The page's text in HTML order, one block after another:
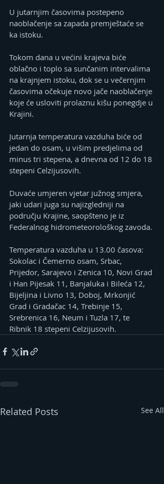
U jutarnjim časovima postepeno
naoblačenje sa zapada premještaće se
ka istoku.
Tokom dana u većini krajeva biće
oblačno i toplo sa sunčanim intervalima
na krajnjem istoku, dok se u večernjim
časovima očekuje novo jače naoblačenje
koje će usloviti prolaznu kišu ponegdje u
Krajini.
Jutarnja temperatura vazduha biće od
jedan do osam, u višim predjelima od
minus tri stepena, a dnevna od 12 do 18
stepeni Celzijusovih.
Duvaće umjeren vjetar južnog smjera,
jaki udari juga su najizgledniji na
području Krajine, saopšteno je iz
Federalnog hidrometeorološkog zavoda.
Temperatura vazduha u 13.00 časova:
Sokolac i Čemerno osam, Srbac,
Prijedor, Sarajevo i Zenica 10, Novi Grad
i Han Pijesak 11, Banjaluka i Bileća 12,
Bijeljina i Livno 13, Doboj, Mrkonjić
Grad i Gradačac 14, Trebinje 15,
Srebrenica 16, Neum i Tuzla 17, te
Ribnik 18 stepeni Celzijusovih.
Related Posts See All